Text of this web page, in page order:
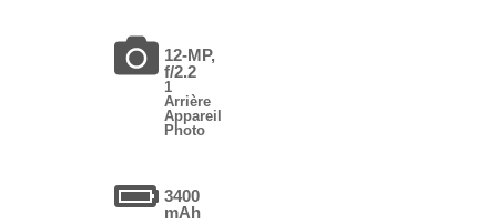
12-MP,
f/2.2
1
Arrière
Appareil
Photo
3400
mAh